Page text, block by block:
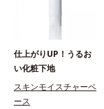
仕上がりUP！うるお
い化粧下地
スキンモイスチャーベ
ース